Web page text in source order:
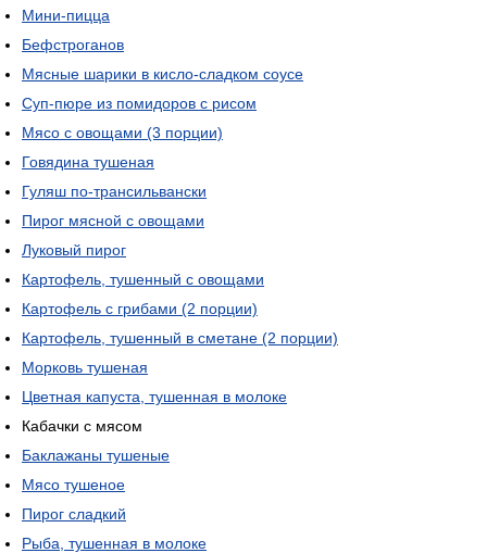
Мини-пицца
Бефстроганов
Мясные шарики в кисло-сладком соусе
Суп-пюре из помидоров с рисом
Мясо с овощами (3 порции)
Говядина тушеная
Гуляш по-трансильвански
Пирог мясной с овощами
Луковый пирог
Картофель, тушенный с овощами
Картофель с грибами (2 порции)
Картофель, тушенный в сметане (2 порции)
Морковь тушеная
Цветная капуста, тушенная в молоке
Кабачки с мясом
Баклажаны тушеные
Мясо тушеное
Пирог сладкий
Рыба, тушенная в молоке